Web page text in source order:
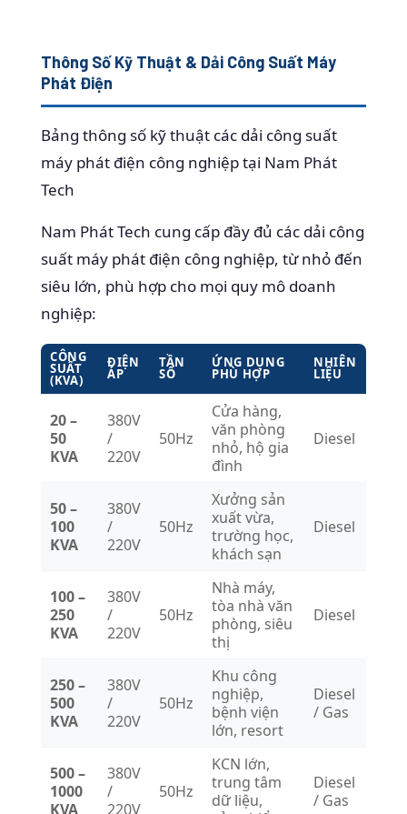
Thông Số Kỹ Thuật & Dải Công Suất Máy
Phát Điện
Bảng thông số kỹ thuật các dải công suất
máy phát điện công nghiệp tại Nam Phát
Tech
Nam Phát Tech cung cấp đầy đủ các dải công
suất máy phát điện công nghiệp, từ nhỏ đến
siêu lớn, phù hợp cho mọi quy mô doanh
nghiệp:
CÔNG
SUẤT
(KVA)
ĐIỆN
ÁP
TẦN
SỐ
ỨNG DỤNG
PHÙ HỢP
NHIÊN
LIỆU
20 –
50
KVA
380V
/
220V
50Hz
Cửa hàng,
văn phòng
nhỏ, hộ gia
đình
Diesel
50 –
100
KVA
380V
/
220V
50Hz
Xưởng sản
xuất vừa,
trường học,
khách sạn
Diesel
100 –
250
KVA
380V
/
220V
50Hz
Nhà máy,
tòa nhà văn
phòng, siêu
thị
Diesel
250 –
500
KVA
380V
/
220V
50Hz
Khu công
nghiệp,
bệnh viện
lớn, resort
Diesel
/ Gas
500 –
1000
KVA
380V
/
220V
50Hz
KCN lớn,
trung tâm
dữ liệu,
Diesel
/ Gas